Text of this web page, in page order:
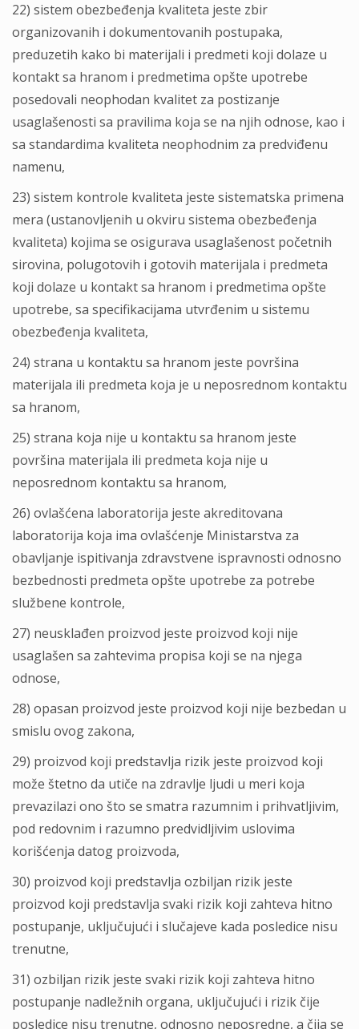
22) sistem obezbeđenja kvaliteta jeste zbir
organizovanih i dokumentovanih postupaka,
preduzetih kako bi materijali i predmeti koji dolaze u
kontakt sa hranom i predmetima opšte upotrebe
posedovali neophodan kvalitet za postizanje
usaglašenosti sa pravilima koja se na njih odnose, kao i
sa standardima kvaliteta neophodnim za predviđenu
namenu,
23) sistem kontrole kvaliteta jeste sistematska primena
mera (ustanovlјenih u okviru sistema obezbeđenja
kvaliteta) kojima se osigurava usaglašenost početnih
sirovina, polugotovih i gotovih materijala i predmeta
koji dolaze u kontakt sa hranom i predmetima opšte
upotrebe, sa specifikacijama utvrđenim u sistemu
obezbeđenja kvaliteta,
24) strana u kontaktu sa hranom jeste površina
materijala ili predmeta koja je u neposrednom kontaktu
sa hranom,
25) strana koja nije u kontaktu sa hranom jeste
površina materijala ili predmeta koja nije u
neposrednom kontaktu sa hranom,
26) ovlašćena laboratorija jeste akreditovana
laboratorija koja ima ovlašćenje Ministarstva za
obavlјanje ispitivanja zdravstvene ispravnosti odnosno
bezbednosti predmeta opšte upotrebe za potrebe
službene kontrole,
27) neusklađen proizvod jeste proizvod koji nije
usaglašen sa zahtevima propisa koji se na njega
odnose,
28) opasan proizvod jeste proizvod koji nije bezbedan u
smislu ovog zakona,
29) proizvod koji predstavlјa rizik jeste proizvod koji
može štetno da utiče na zdravlјe lјudi u meri koja
prevazilazi ono što se smatra razumnim i prihvatlјivim,
pod redovnim i razumno predvidlјivim uslovima
korišćenja datog proizvoda,
30) proizvod koji predstavlјa ozbilјan rizik jeste
proizvod koji predstavlјa svaki rizik koji zahteva hitno
postupanje, uklјučujući i slučajeve kada posledice nisu
trenutne,
31) ozbilјan rizik jeste svaki rizik koji zahteva hitno
postupanje nadležnih organa, uklјučujući i rizik čije
posledice nisu trenutne, odnosno neposredne, a čija se